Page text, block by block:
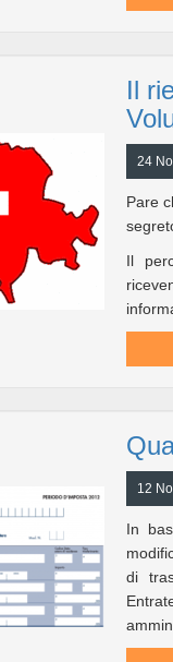
Il
24
Pare
Il
12
In
di